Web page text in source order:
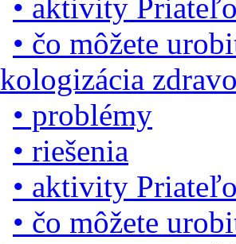
• aktivity
• čo môžete
• problémy
• riešenia
• aktivity
• čo môžete